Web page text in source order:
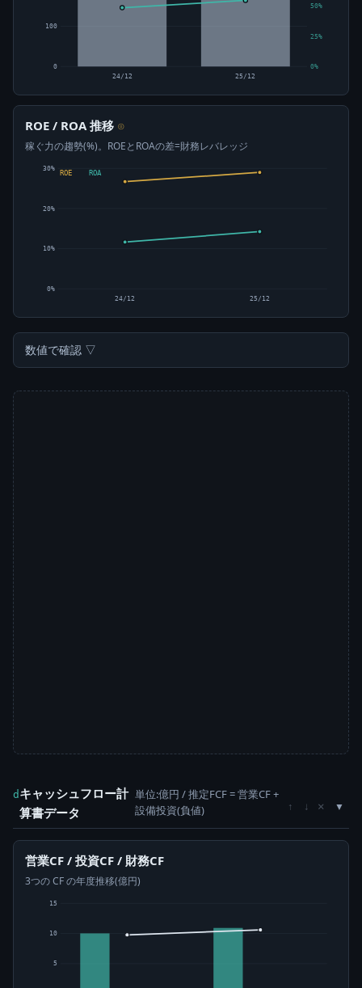
0
100
0%
25%
50%
24/12 25/12
ROE / ROA 推移 ⊙
稼ぐ力の趨勢(%)。ROEとROAの差=財務レバレッジ
0%
10%
20%
30%
ROE ROA
24/12 25/12
数値で確認 ▽
d キャッシュフロー計
算書データ
単位:億円 / 推定FCF = 営業CF +
設備投資(負値)
↑ ↓ ×
営業CF / 投資CF / 財務CF
3つの CF の年度推移(億円)
5
10
15